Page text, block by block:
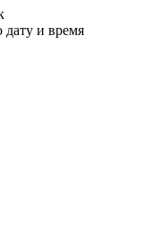
дату и время